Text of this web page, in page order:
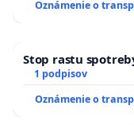
kanálov na
Oznámenie o
Stop rastu
1 podpisov
Oznámenie o